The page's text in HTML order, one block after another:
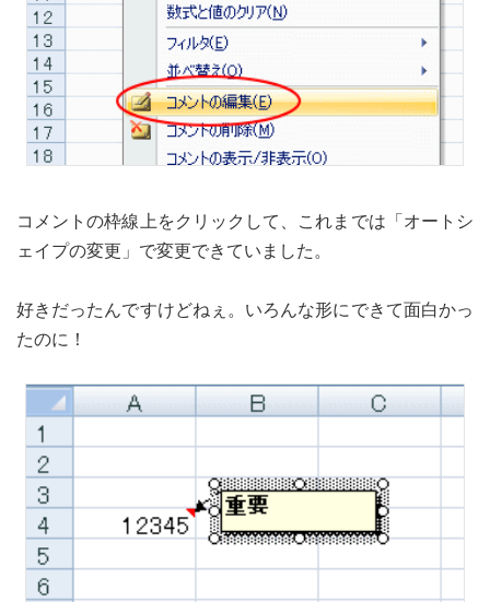
コメントの枠線上をクリックして、これまでは「オートシ
ェイプの変更」で変更できていました。
好きだったんですけどねぇ。いろんな形にできて面白かっ
たのに！